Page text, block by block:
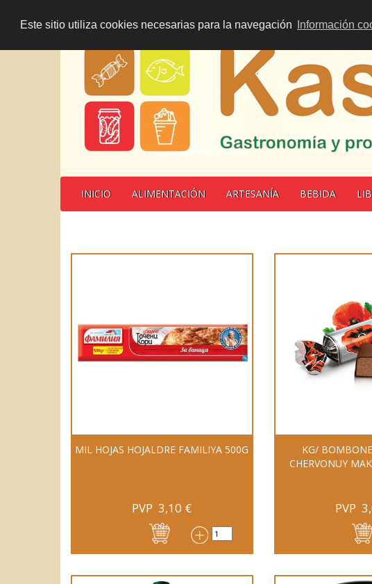
Este sitio utiliza cookies necesarias para la navegación Información
INICIO ALIMENTACIÓN ARTESANÍA BEBIDA
MIL HOJAS HOJALDRE FAMILIYA 500G
PVP3,10 €
KG/
CHERVONUY
PVP